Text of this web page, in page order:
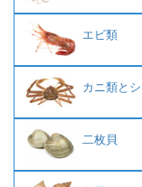
エビ類
カニ類と
二枚貝